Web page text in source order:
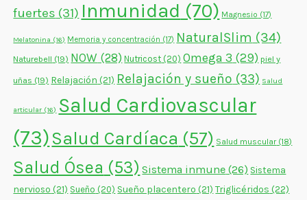
fuertes (31) Inmunidad (70) Magnesio (17)
Melatonina (16) Memoria y concentración (17) NaturalSlim (34)
Naturebell (19) NOW (28) Nutricost (20) Omega 3 (29) piel y
uñas (19) Relajación (21) Relajación y sueño (33) Salud
articular (16) Salud Cardiovascular
(73)Salud Cardíaca (57) Salud muscular(18)
Salud Ósea (53) Sistema inmune (26) Sistema
nervioso (21) Sueño (20) Sueño placentero (21) Triglicéridos (22)